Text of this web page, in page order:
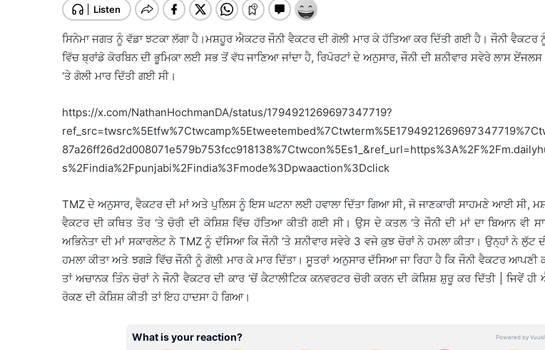
ਸਿਨੇਮਾ ਜਗਤ ਨੂੰ ਵੱਡਾ ਝਟਕਾ ਲੱਗਾ ਹੈ।ਮਸ਼ਹੂਰ ਐਕਟਰ ਜੌਨੀ ਵੈਕਟਰ ਦੀ ਗੋਲੀ ਮਾਰ ਕੇ ਹੱਤਿਆ ਕਰ ਦਿੱਤੀ ਗਈ ਹੈ। ਜੌਨੀ ਵੈਕਟਰ
ਵਿੱਚ ਬ੍ਰਾਂਡੋ ਕੋਰਬਿਨ ਦੀ ਭੂਮਿਕਾ ਲਈ ਸਭ ਤੋਂ ਵੱਧ ਜਾਣਿਆ ਜਾਂਦਾ ਹੈ, ਰਿਪੋਰਟਾਂ ਦੇ ਅਨੁਸਾਰ, ਜੌਨੀ ਦੀ ਸ਼ਨੀਵਾਰ ਸਵੇਰੇ ਲਾਸ
‘ਤੇ ਗੋਲੀ ਮਾਰ ਦਿੱਤੀ ਗਈ ਸੀ।
https://x.com/NathanHochmanDA/status/1794921269697347719?
s%2Findia%2Fpunjabi%2Findia%3Fmode%3Dpwaaction%3Dclick
TMZ ਦੇ ਅਨੁਸਾਰ, ਵੈਕਟਰ ਦੀ ਮਾਂ ਅਤੇ ਪੁਲਿਸ ਨੂੰ ਇਸ ਘਟਨਾ ਲਈ ਹਵਾਲਾ ਦਿੱਤਾ ਗਿਆ ਸੀ, ਜੋ ਜਾਣਕਾਰੀ ਸਾਹਮਣੇ ਆਈ ਸੀ,
ਵੈਕਟਰ ਦੀ ਕਥਿਤ ਤੌਰ ‘ਤੇ ਚੋਰੀ ਦੀ ਕੋਸ਼ਿਸ਼ ਵਿੱਚ ਹੱਤਿਆ ਕੀਤੀ ਗਈ ਸੀ। ਉਸ ਦੇ ਕਤਲ ‘ਤੇ ਜੌਨੀ ਦੀ ਮਾਂ ਦਾ ਬਿਆਨ ਵੀ
ਅਭਿਨੇਤਾ ਦੀ ਮਾਂ ਸਕਾਰਲੇਟ ਨੇ TMZ ਨੂੰ ਦੱਸਿਆ ਕਿ ਜੌਨੀ ‘ਤੇ ਸ਼ਨੀਵਾਰ ਸਵੇਰੇ 3 ਵਜੇ ਕੁਝ ਚੋਰਾਂ ਨੇ ਹਮਲਾ ਕੀਤਾ। ਉਨ੍ਹਾਂ ਨੇ ਲੁੱਟ
ਹਮਲਾ ਕੀਤਾ ਅਤੇ ਝਗੜੇ ਵਿੱਚ ਜੌਨੀ ਨੂੰ ਗੋਲੀ ਮਾਰ ਕੇ ਮਾਰ ਦਿੱਤਾ। ਸੂਤਰਾਂ ਅਨੁਸਾਰ ਦੱਸਿਆ ਜਾ ਰਿਹਾ ਹੈ ਕਿ ਜੌਨੀ ਵੈਕਟਰ ਆਪਣੀ
ਤਾਂ ਅਚਾਨਕ ਤਿੰਨ ਚੋਰਾਂ ਨੇ ਜੌਨੀ ਵੈਕਟਰ ਦੀ ਕਾਰ ‘ਚੋਂ ਕੈਟਾਲੀਟਿਕ ਕਨਵਰਟਰ ਚੋਰੀ ਕਰਨ ਦੀ ਕੋਸ਼ਿਸ਼ ਸ਼ੁਰੂ ਕਰ ਦਿੱਤੀ | ਜਿਵੇਂ
ਰੋਕਣ ਦੀ ਕੋਸ਼ਿਸ਼ ਕੀਤੀ ਤਾਂ ਇਹ ਹਾਦਸਾ ਹੋ ਗਿਆ।